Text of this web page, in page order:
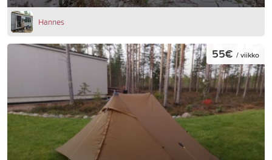
Hannes
55€ / viikko